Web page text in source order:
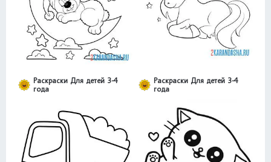
Раскраски Для детей 3-4
года
Раскраски Для детей 3-4
года